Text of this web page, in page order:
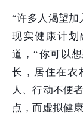
“许多人渴望加
现实健康计
道，“你可以
长，居住在农
人、行动不便
点，而虚拟健